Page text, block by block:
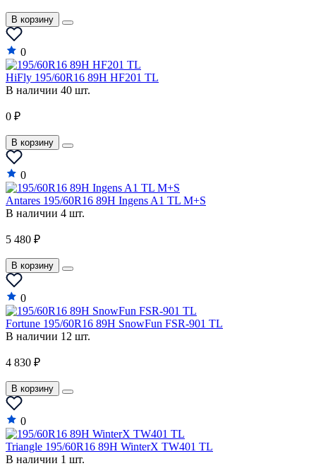
В корзину
0
HiFly 195/60R16 89H HF201 TL
В наличии 40 шт.
0 ₽
В корзину
0
Antares 195/60R16 89H Ingens A1 TL M+S
В наличии 4 шт.
5 480 ₽
В корзину
0
Fortune 195/60R16 89H SnowFun FSR-901 TL
В наличии 12 шт.
4 830 ₽
В корзину
0
Triangle 195/60R16 89H WinterX TW401 TL
В наличии 1 шт.